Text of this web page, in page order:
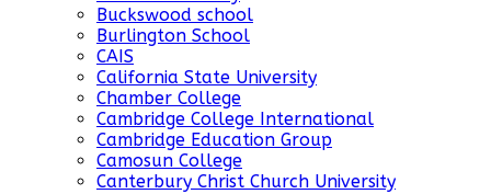
Buckswood school
Burlington School
CAIS
California State University
Chamber College
Cambridge College International
Cambridge Education Group
Camosun College
Canterbury Christ Church University